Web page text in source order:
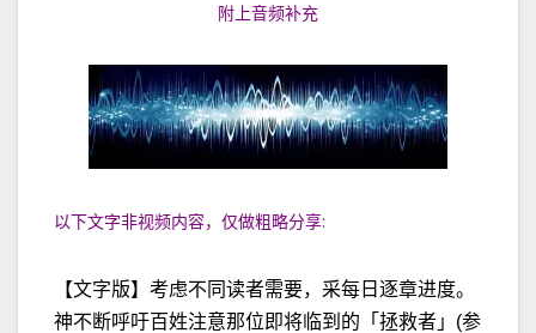
附上音频补充
以下文字非视频内容，仅做粗略分享:
【文字版】考虑不同读者需要，采每日逐章进度。
神不断呼吁百姓注意那位即将临到的「拯救者」(参